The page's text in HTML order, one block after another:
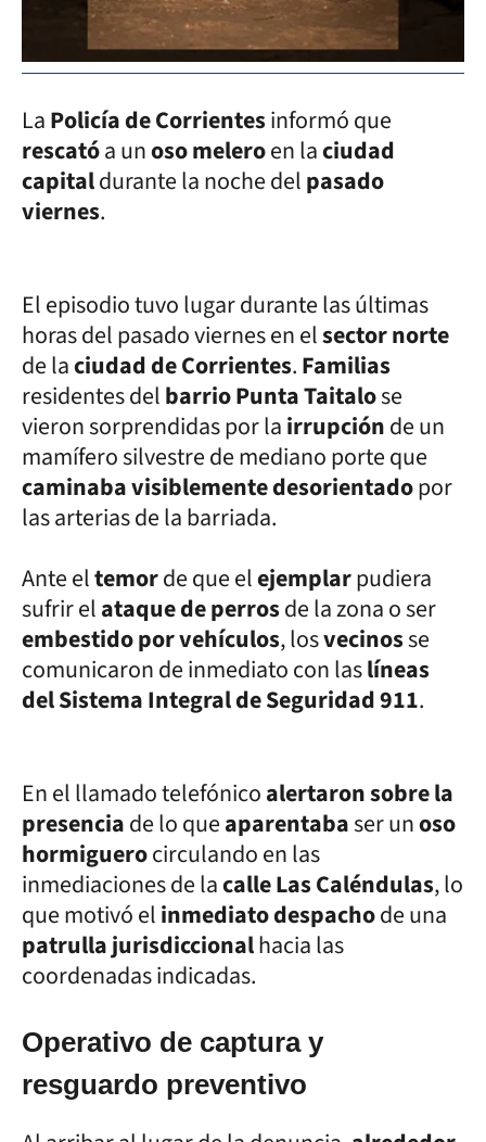
LaPolicía de Corrientesinformó que
rescatóa unoso meleroen laciudad
capitaldurante la noche delpasado
viernes.
El episodio tuvo lugar durante las últimas
horas del pasado viernes en elsector norte
de laciudad de Corrientes.Familias
residentes delbarrio Punta Taitalose
vieron sorprendidas por lairrupciónde un
mamífero silvestre de mediano porte que
caminaba visiblemente desorientadopor
las arterias de la barriada.
Ante eltemorde que elejemplarpudiera
sufrir elataque de perrosde la zona o ser
embestido por vehículos, losvecinosse
comunicaron de inmediato con laslíneas
del Sistema Integral de Seguridad 911.
En el llamado telefónicoalertaron sobre la
presenciade lo queaparentabaser unoso
hormiguerocirculando en las
inmediaciones de lacalle Las Caléndulas, lo
que motivó elinmediato despachode una
patrulla jurisdiccionalhacia las
coordenadas indicadas.
Operativo de captura y
resguardo preventivo